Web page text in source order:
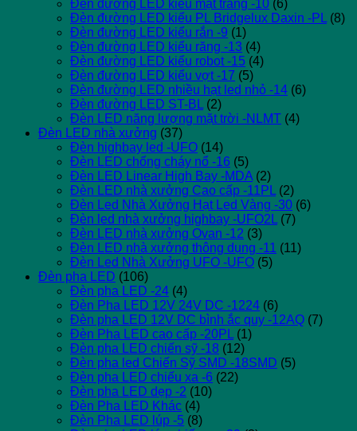
Đèn đường LED kiểu mặt trăng -10 (6)
Đèn đường LED kiểu PL Bridgelux Daxin -PL (8)
Đèn đường LED kiểu rắn -9 (1)
Đèn đường LED kiểu răng -13 (4)
Đèn đường LED kiểu robot -15 (4)
Đèn đường LED kiểu vợt -17 (5)
Đèn đường LED nhiều hạt led nhỏ -14 (6)
Đèn đường LED ST-BL (2)
Đèn LED năng lượng mặt trời -NLMT (4)
Đèn LED nhà xưởng (37)
Đèn highbay led -UFO (14)
Đèn LED chống cháy nổ -16 (5)
Đèn LED Linear High Bay -MDA (2)
Đèn LED nhà xưởng Cao cấp -11PL (2)
Đèn Led Nhà Xưởng Hạt Led Vàng -30 (6)
Đèn led nhà xưởng highbay -UFO2L (7)
Đèn LED nhà xưởng Ovan -12 (3)
Đèn LED nhà xưởng thông dụng -11 (11)
Đèn Led Nhà Xưởng UFO -UFO (5)
Đèn pha LED (106)
Đèn pha LED -24 (4)
Đèn Pha LED 12V 24V DC -1224 (6)
Đèn pha LED 12V DC bình ắc quy -12AQ (7)
Đèn Pha LED cao cấp -20PL (1)
Đèn pha LED chiến sỹ -18 (12)
Đèn pha led Chiến Sỹ SMD -18SMD (5)
Đèn pha LED chiếu xa -6 (22)
Đèn pha LED dẹp -2 (10)
Đèn Pha LED Khác (4)
Đèn Pha LED lúp -5 (8)